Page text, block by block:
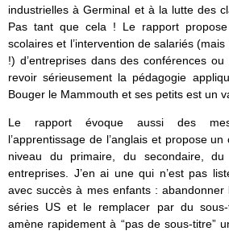
industrielles à Germinal et à la lutte des
Pas tant que cela ! Le rapport
scolaires et l’intervention de salariés
!) d’entreprises dans des conférences
revoir sérieusement la pédagogie
Bouger le Mammouth et ses petits est un
Le rapport évoque aussi des
l’apprentissage de l’anglais et propose
niveau du primaire, du secondaire,
entreprises. J’en ai une qui n’est pas
avec succès à mes enfants :
séries US et le remplacer par du sous-
amène rapidement à “pas de sous-titre”